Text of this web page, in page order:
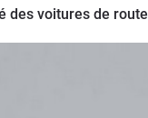
des voitures de